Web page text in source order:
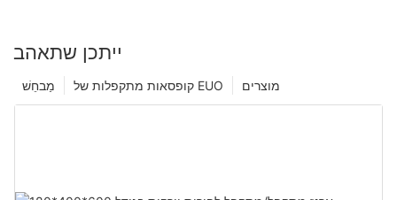
ייתכן שתאהב
מוצרים קופסאות מתקפלות של EUO מַבחֵשׁ